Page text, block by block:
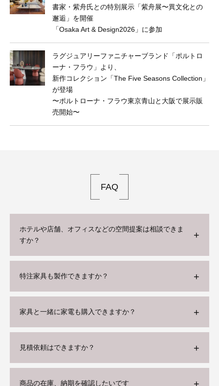
書家・紫舟氏との特別展示「紫舟展〜異文化との
邂逅」を開催
「Osaka Art & Design2026」に参加
ラグジュアリーファニチャーブランド「ポルトロ
ーナ・フラウ」より、
新作コレクション「The Five Seasons Collection」
が登場
〜ポルトローナ・フラウ東京⻘山と大阪で展示販
売開始〜
FAQ
ホテルや店舗、オフィスなどの空間提案は相談できま
すか？
特注家具も製作できますか？
家具と一緒に家電も購入できますか？
見積依頼はできますか？
商品の在庫、納期を確認したいです